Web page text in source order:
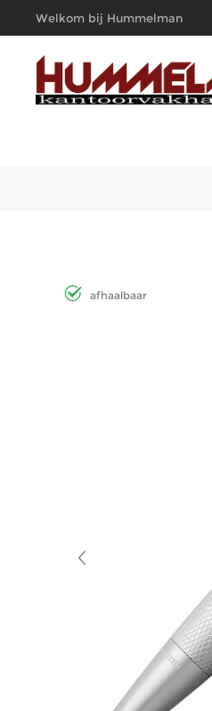
Welkom bij Hummelman
Kantoorvakhandel
afhaalbaar